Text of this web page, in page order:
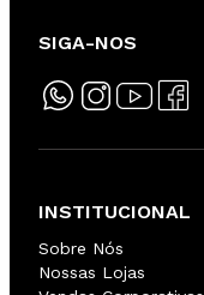
SIGA-NOS
INSTITUCIONAL
Sobre Nós
Nossas Lojas